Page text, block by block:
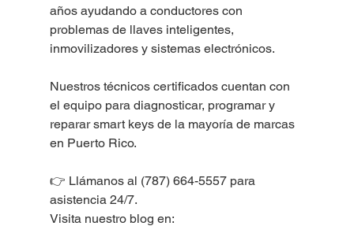
años ayudando a conductores con
problemas de llaves inteligentes,
inmovilizadores y sistemas electrónicos.
Nuestros técnicos certificados cuentan con
el equipo para diagnosticar, programar y
reparar smart keys de la mayoría de marcas
en Puerto Rico.
👉 Llámanos al (787) 664-5557 para
asistencia 24/7.
Visita nuestro blog en: